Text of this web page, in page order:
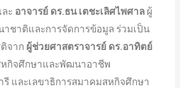
ะ อาจารย์ ดร.ธน เตชะเลิศไพศาล ผู้
ชาติและการจัดการข้อมูล ร่วมเป็น
ติจาก ผู้ช่วยศาสตราจารย์ ดร.อาทิตย์
กิจศึกษาและพัฒนาอาชีพ
และเลขาธิการสมาคมสหกิจศึกษา